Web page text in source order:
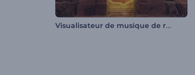
Visualisateur de musique de ruines anciennes